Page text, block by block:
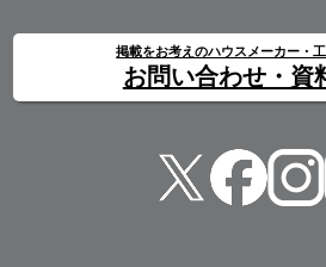
掲載をお考えのハウスメーカー・
お問い合わせ・資